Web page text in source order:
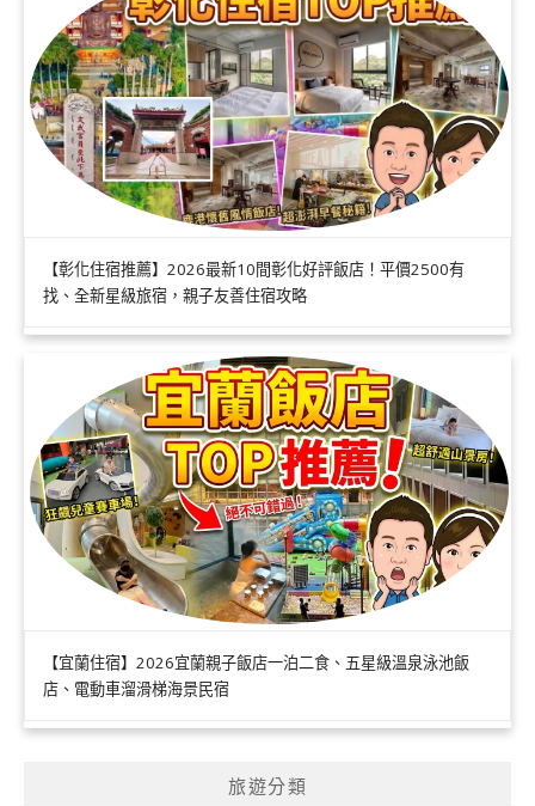
【彰化住宿推薦】2026最新10間彰化好評飯店！平價2500有
找、全新星級旅宿，親子友善住宿攻略
【宜蘭住宿】2026宜蘭親子飯店一泊二食、五星級溫泉泳池飯
店、電動車溜滑梯海景民宿
旅遊分類